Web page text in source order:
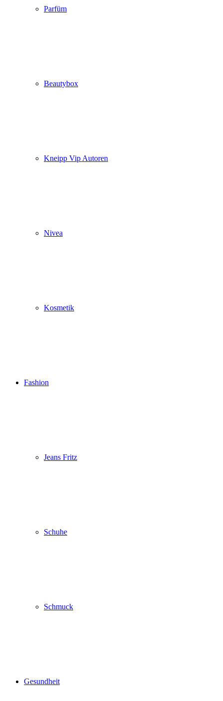
Parfüm
Beautybox
Kneipp Vip Autoren
Nivea
Kosmetik
Fashion
Jeans Fritz
Schuhe
Schmuck
Gesundheit